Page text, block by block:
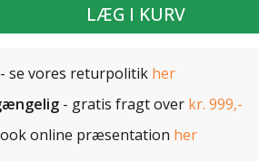
LÆG I KURV
- se vores returpolitik her
- gratis fragt over kr. 999,-
online præsentation her